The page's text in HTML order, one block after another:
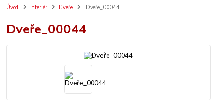
Úvod Interiér Dveře Dveře_00044
Dveře_00044